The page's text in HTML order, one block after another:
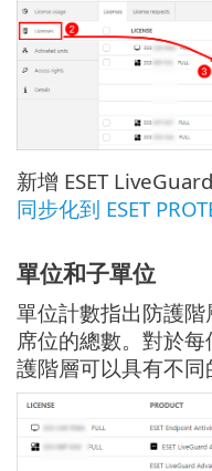
新增 ESET
同步化到 ESET
單位和子單位
單位計數指出防護
席位的總數。對於
護階層可以具有不同